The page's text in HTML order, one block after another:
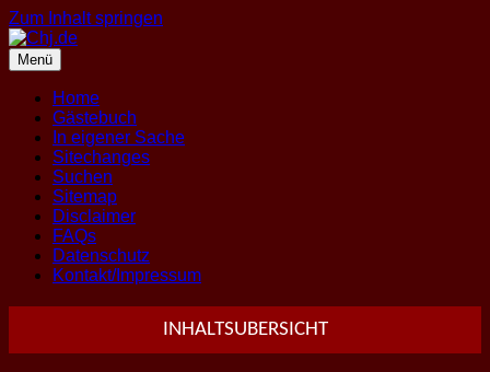
Zum Inhalt springen
Menü
Home
Gästebuch
In eigener Sache
Sitechanges
Suchen
Sitemap
Disclaimer
FAQs
Datenschutz
Kontakt/Impressum
INHALTSUBERSICHT